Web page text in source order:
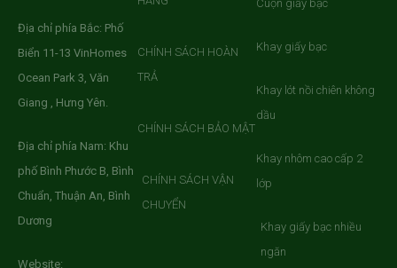
Địa chỉ phía Bắc: Phố
Biển 11-13 VinHomes
Ocean Park 3, Văn
Giang , Hưng Yên.
Địa chỉ phía Nam: Khu
phố Bình Phước B, Bình
Chuẩn, Thuận An, Bình
Dương
Website:
CHÍNH SÁCH HOÀN
TRẢ
CHÍNH SÁCH BẢO MẬT
CHÍNH SÁCH VẬN
CHUYỂN
Cuộn giấy bạc
Khay giấy bạc
Khay lót nồi chiên không
dầu
Khay nhôm cao cấp 2
lớp
Khay giấy bạc nhiều
ngăn